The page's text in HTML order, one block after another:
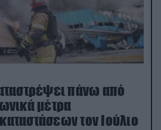
πάνω από
μέτρα
τον Ιούλιο